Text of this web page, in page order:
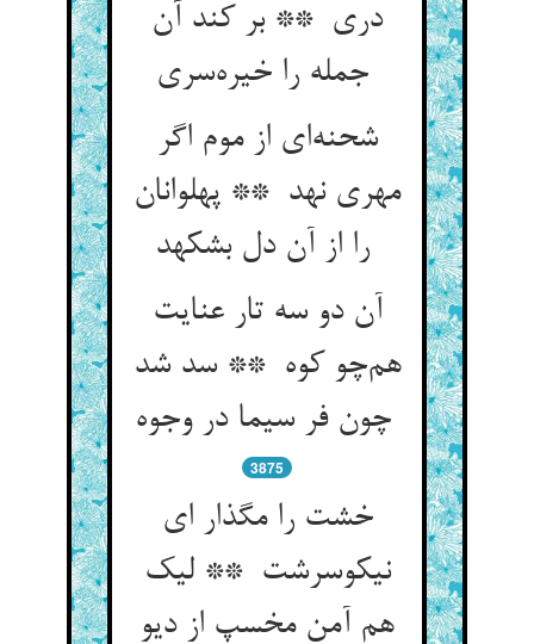
دری ** بر کند آن
شحنه‌ای از موم اگر
مهری نهد ** پهلوانان
آن دو سه تار عنایت
هم‌چو کوه ** سد شد
چون فر سیما در وجوه
3875
خشت را مگذار ای
نیکوسرشت ** لیک
هم آمن مخسپ از دیو